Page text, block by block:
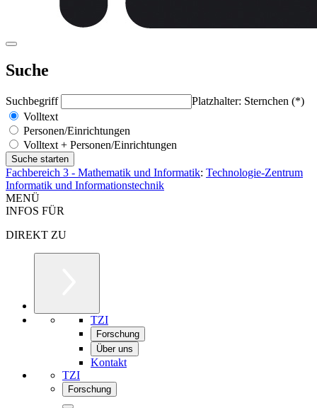
Suche
Suchbegriff
Platzhalter: Sternchen (*)
Volltext
Personen/Einrichtungen
Volltext + Personen/Einrichtungen
Fachbereich 3 - Mathematik und Informatik: Technologie-Zentrum
Informatik und Informationstechnik
MENÜ
INFOS FÜR
DIREKT ZU
TZI
Forschung
Über uns
Kontakt
TZI
Forschung